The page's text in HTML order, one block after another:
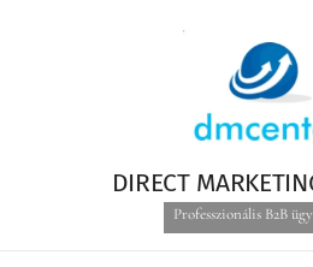
DIRECT
Professzionális B2B